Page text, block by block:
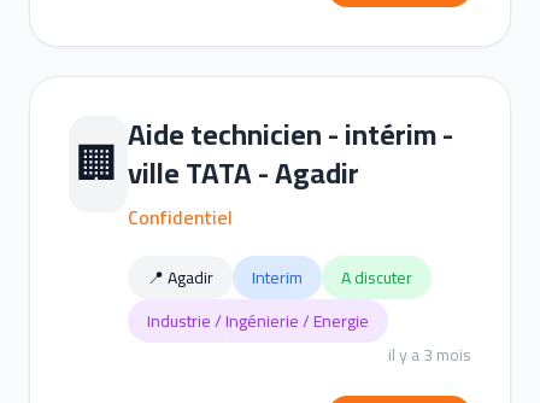
🏢 Aide technicien - intérim -
ville TATA - Agadir
Confidentiel
📍 Agadir Interim
A discuter
Industrie / Ingénierie / Energie
il y a 3 mois